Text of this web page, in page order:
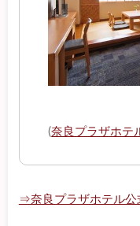
(奈良プラザホテ
⇒奈良プラザホテル公